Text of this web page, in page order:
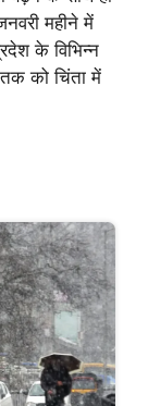
महीने में
के विभिन्न
को चिंता में